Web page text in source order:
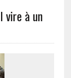
vire à un